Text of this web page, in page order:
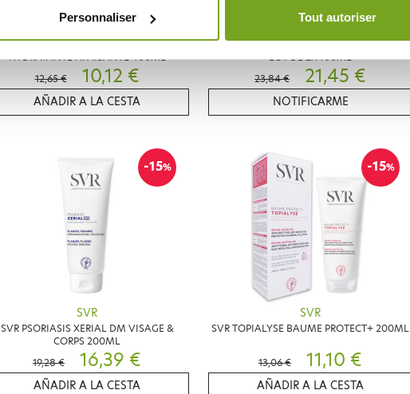
Personnaliser Tout autoriser
SVR SEBIACLEAR CREME LAVANTE
HYDRATANTE APAISANTE 400ML
12,65 €
10,12 €
AÑADIR A LA CESTA
SVR TOPIALYSE CREME NOURRISSANTE
LOT DE 2X400ML
23,84 €
21,45 €
NOTIFICARME
-15%
SVR
SVR PSORIASIS XERIAL DM VISAGE &
CORPS 200ML
19,28 €
16,39 €
AÑADIR A LA CESTA
-15%
SVR
SVR TOPIALYSE BAUME PROTECT+ 200ML
13,06 € 11,10 €
AÑADIR A LA CESTA